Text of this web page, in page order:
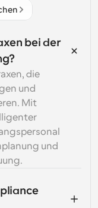
bei der
die
und
Mit
und